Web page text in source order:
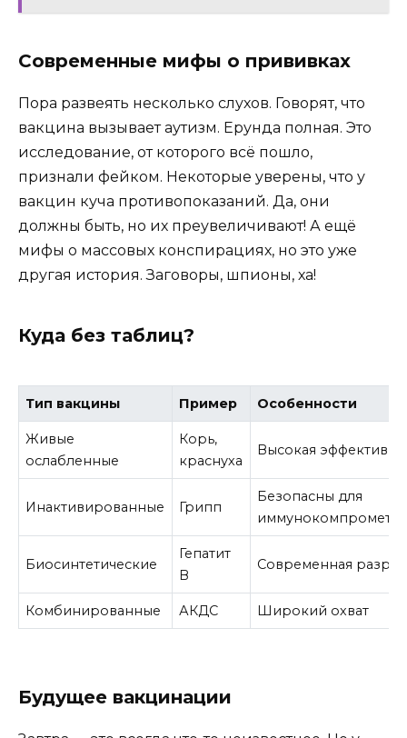
Современные мифы о прививках
Пора развеять несколько слухов. Говорят, что
вакцина вызывает аутизм. Ерунда полная. Это
исследование, от которого всё пошло,
признали фейком. Некоторые уверены, что у
вакцин куча противопоказаний. Да, они
должны быть, но их преувеличивают! А ещё
мифы о массовых конспирациях, но это уже
другая история. Заговоры, шпионы, ха!
Куда без таблиц?
Тип вакцины Пример Особенности
Живые
ослабленные
Корь,
краснуха
Высокая
Инактивированные Грипп
Безопасны для
Биосинтетические
Гепатит
В
Современная
Комбинированные АКДС Широкий охват
Будущее вакцинации